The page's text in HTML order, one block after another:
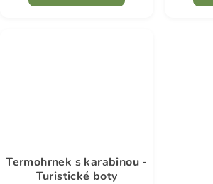
Termohrnek s karabinou -
Turistické boty